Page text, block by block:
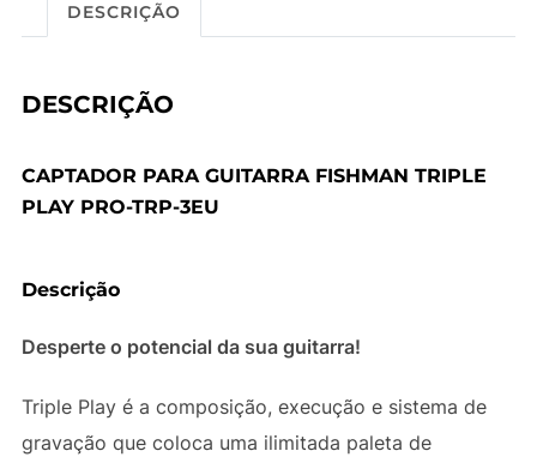
DESCRIÇÃO
DESCRIÇÃO
CAPTADOR PARA GUITARRA FISHMAN TRIPLE
PLAY PRO-TRP-3EU
Descrição
Desperte o potencial da sua guitarra!
Triple Play é a composição, execução e sistema de
gravação que coloca uma ilimitada paleta de